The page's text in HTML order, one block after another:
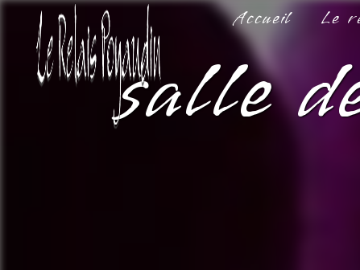
Accueil Le
salle
Panneau de gestion des cookies